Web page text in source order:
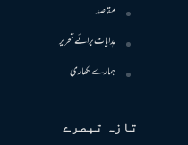
مقاصد
ہدایات برائے تحریر
ہمارے لکھاری
تازہ تبصرے